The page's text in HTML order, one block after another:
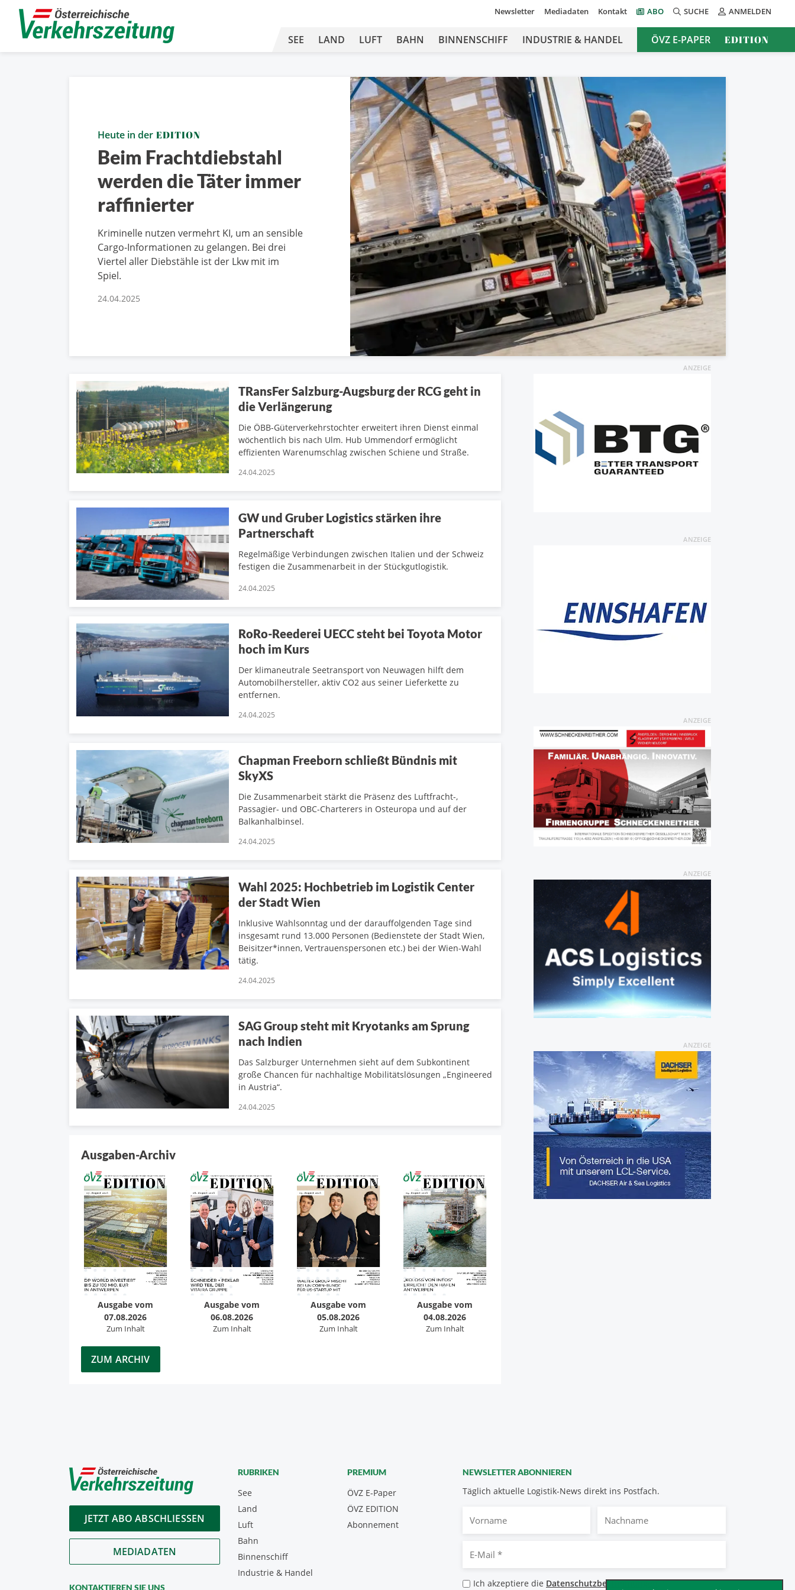
Newsletter Mediadaten Kontakt ABO SUCHE ANMELDEN
SEE LAND LUFT BAHN BINNENSCHIFF INDUSTRIE & HANDEL ÖVZ E-PAPER EDITION
Heute in der EDITION
Beim Frachtdiebstahl
werden die Täter immer
raffinierter
Kriminelle nutzen vermehrt KI, um an sensible
Cargo-Informationen zu gelangen. Bei drei
Viertel aller Diebstähle ist der Lkw mit im
Spiel.
24.04.2025
TRansFer Salzburg-Augsburg der RCG geht in
die Verlängerung
Die ÖBB-Güterverkehrstochter erweitert ihren Dienst einmal
wöchentlich bis nach Ulm. Hub Ummendorf ermöglicht
effizienten Warenumschlag zwischen Schiene und Straße.
24.04.2025
GW und Gruber Logistics stärken ihre
Partnerschaft
Regelmäßige Verbindungen zwischen Italien und der Schweiz
festigen die Zusammenarbeit in der Stückgutlogistik.
24.04.2025
RoRo-Reederei UECC steht bei Toyota Motor
hoch im Kurs
Der klimaneutrale Seetransport von Neuwagen hilft dem
Automobilhersteller, aktiv CO2 aus seiner Lieferkette zu
entfernen.
24.04.2025
Chapman Freeborn schließt Bündnis mit
SkyXS
Die Zusammenarbeit stärkt die Präsenz des Luftfracht-,
Passagier- und OBC-Charterers in Osteuropa und auf der
Balkanhalbinsel.
24.04.2025
Wahl 2025: Hochbetrieb im Logistik Center
der Stadt Wien
Inklusive Wahlsonntag und der darauffolgenden Tage sind
insgesamt rund 13.000 Personen (Bedienstete der Stadt Wien,
Beisitzer*innen, Vertrauenspersonen etc.) bei der Wien-Wahl
tätig.
24.04.2025
SAG Group steht mit Kryotanks am Sprung
nach Indien
Das Salzburger Unternehmen sieht auf dem Subkontinent
große Chancen für nachhaltige Mobilitätslösungen „Engineered
in Austria“.
24.04.2025
Ausgaben-Archiv
Ausgabe vom
07.08.2026
Zum Inhalt
Ausgabe vom
06.08.2026
Zum Inhalt
Ausgabe vom
05.08.2026
Zum Inhalt
Ausgabe vom
04.08.2026
Zum Inhalt
ZUM ARCHIV
ANZEIGE
ANZEIGE
ANZEIGE
ANZEIGE
ANZEIGE
JETZT ABO ABSCHLIESSEN
MEDIADATEN
KONTAKTIEREN SIE UNS
NEWSLETTER ABONNIEREN
Täglich aktuelle Logistik-News direkt ins Postfach.
Mail
Datenschutzbestimmungen
Ich akzeptiere die Datenschutzbestimmungen.*
RUBRIKEN
See
Land
Luft
Bahn
Binnenschiff
Industrie & Handel
PREMIUM
ÖVZ E-Paper
Abonnement
ÖVZ EDITION